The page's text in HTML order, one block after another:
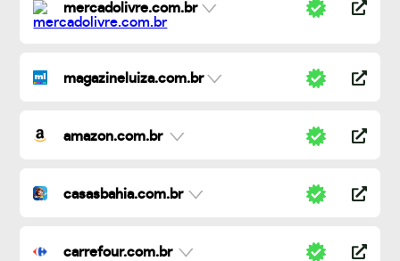
mercadolivre.com.br
magazineluiza.com.br
amazon.com.br
casasbahia.com.br
carrefour.com.br